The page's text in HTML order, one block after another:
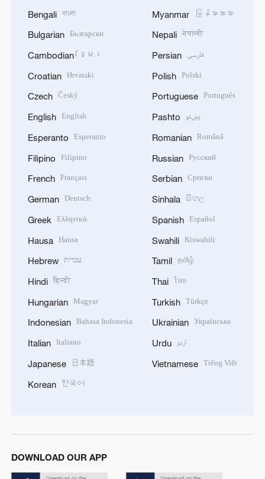
Bengali বাংলা
Bulgarian Български
Cambodian ខ្មែរ
Croatian Hrvatski
Czech Český
English English
Esperanto Esperanto
Filipino Filipino
French Français
German Deutsch
Greek Ελληνικά
Hausa Hausa
Hebrew עברית
Hindi हिन्दी
Hungarian Magyar
Indonesian Bahasa Indonesia
Italian Italiano
Japanese 日本語
Korean 한국어
Myanmar မြန်မာဘာသာ
Nepali नेपाली
Persian فارسی
Polish Polski
Portuguese Português
Pashto پښتو
Romanian Română
Russian Русский
Serbian Српски
Sinhala සිංහල
Spanish Español
Swahili Kiswahili
Tamil தமிழ்
Thai ไทย
Turkish Türkçe
Ukrainian Українська
Urdu اردو
Vietnamese Tiếng Việt
DOWNLOAD OUR APP